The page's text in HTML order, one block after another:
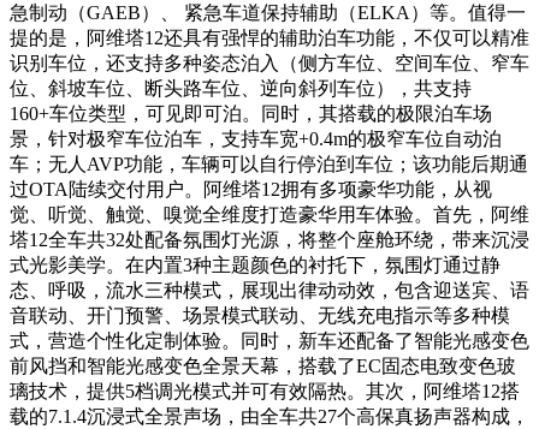
急制动（GAEB）、 紧急车道保持辅助（ELKA）等。值得一
提的是，阿维塔12还具有强悍的辅助泊车功能，不仅可以精准
识别车位，还支持多种姿态泊入（侧方车位、空间车位、窄车
位、斜坡车位、断头路车位、逆向斜列车位），共支持
160+车位类型，可见即可泊。同时，其搭载的极限泊车场
景，针对极窄车位泊车，支持车宽+0.4m的极窄车位自动泊
车；无人AVP功能，车辆可以自行停泊到车位；该功能后期通
过OTA陆续交付用户。阿维塔12拥有多项豪华功能，从视
觉、听觉、触觉、嗅觉全维度打造豪华用车体验。首先，阿维
塔12全车共32处配备氛围灯光源，将整个座舱环绕，带来沉浸
式光影美学。在内置3种主题颜色的衬托下，氛围灯通过静
态、呼吸，流水三种模式，展现出律动动效，包含迎送宾、语
音联动、开门预警、场景模式联动、无线充电指示等多种模
式，营造个性化定制体验。同时，新车还配备了智能光感变色
前风挡和智能光感变色全景天幕，搭载了EC固态电致变色玻
璃技术，提供5档调光模式并可有效隔热。其次，阿维塔12搭
载的7.1.4沉浸式全景声场，由全车共27个高保真扬声器构成，